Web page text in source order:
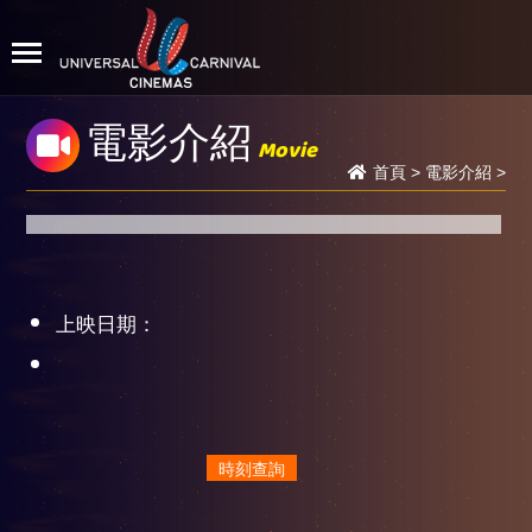
電影介紹 Movie
首頁> 電影介紹 >
上映日期：
時刻查詢